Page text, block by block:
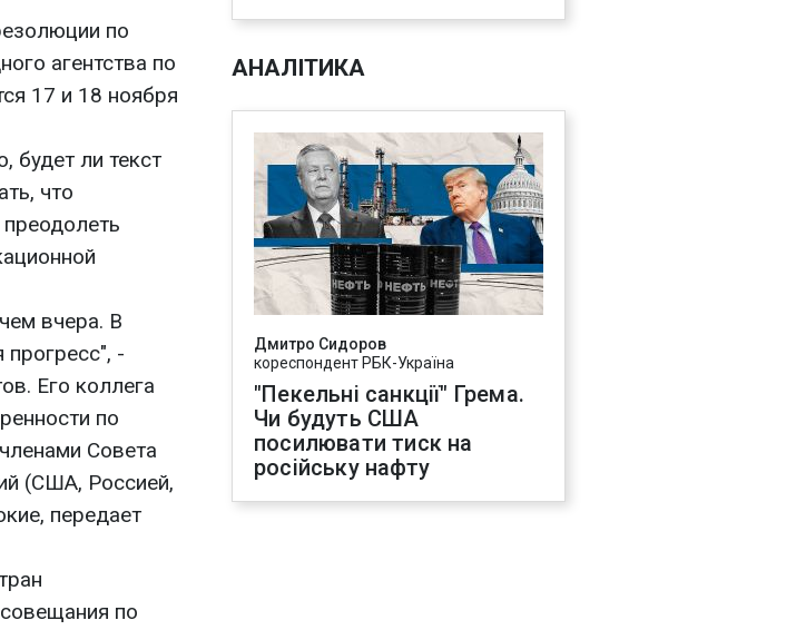
по
агентства по
17 и 18 ноября
будет ли текст
что
вчера. В
-
Его коллега
по
Совета
(США, Россией,
передает
по
АНАЛІТИКА
Дмитро Сидоров
кореспондент РБК-Україна
"Пекельні санкції" Грема.
Чи будуть США
посилювати тиск на
російську нафту